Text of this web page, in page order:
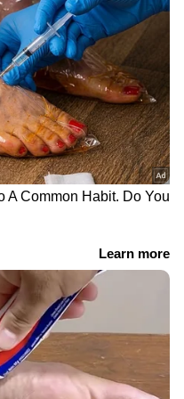
ദില്ലി
കമ്മിറ്റിയുടെ
ചരിത്രപരമായ
തുടക്കം;
യുകെ
ആദ്യ കയറ്റുമതി